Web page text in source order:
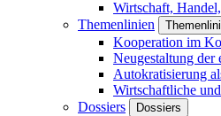
Wirtschaft,
Themenlinien
Kooperation im
Neugestaltung der
Autokratisierung
Wirtschaftliche
Dossiers
Dossiers